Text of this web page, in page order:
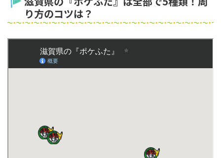
り方のコツは？